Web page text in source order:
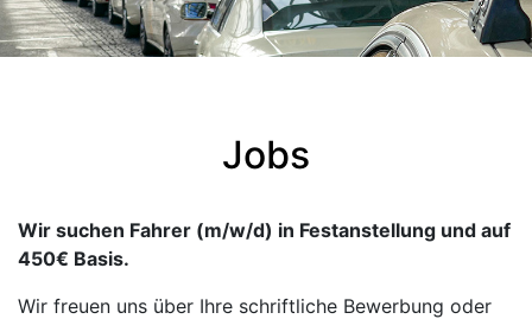
Jobs
Wir suchen Fahrer (m/w/d) in Festanstellung und auf
450€ Basis.
Wir freuen uns über Ihre schriftliche Bewerbung oder